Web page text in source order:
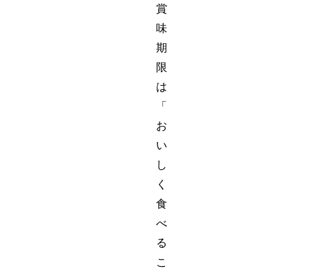
賞
味
期
限
は
「
お
い
し
く
食
べ
る
こ